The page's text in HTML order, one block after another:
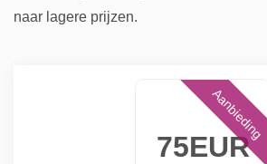
naar lagere prijzen.
75EUR
Aanbieding